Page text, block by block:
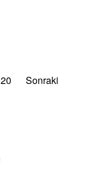
20
Sonraki